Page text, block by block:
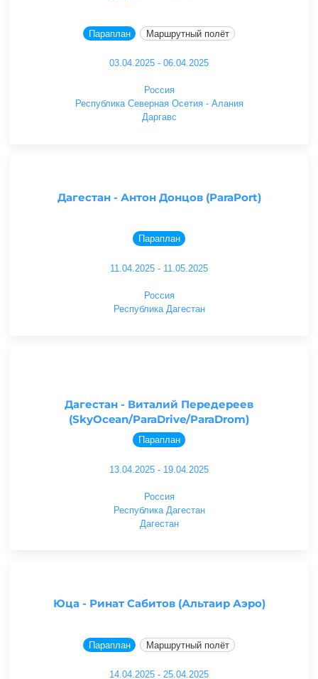
Параплан Маршрутный полёт
03.04.2025 - 06.04.2025
Россия
Республика Северная Осетия - Алания
Даргавс
Дагестан - Антон Донцов (ParaPort)
Параплан
11.04.2025 - 11.05.2025
Россия
Республика Дагестан
Дагестан - Виталий Передереев
(SkyOcean/ParaDrive/ParaDrom)
Параплан
13.04.2025 - 19.04.2025
Россия
Республика Дагестан
Дагестан
Юца - Ринат Сабитов (Альтаир Аэро)
Параплан Маршрутный полёт
14.04.2025 - 25.04.2025